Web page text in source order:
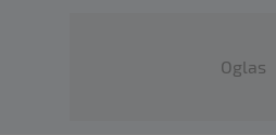
Oglas